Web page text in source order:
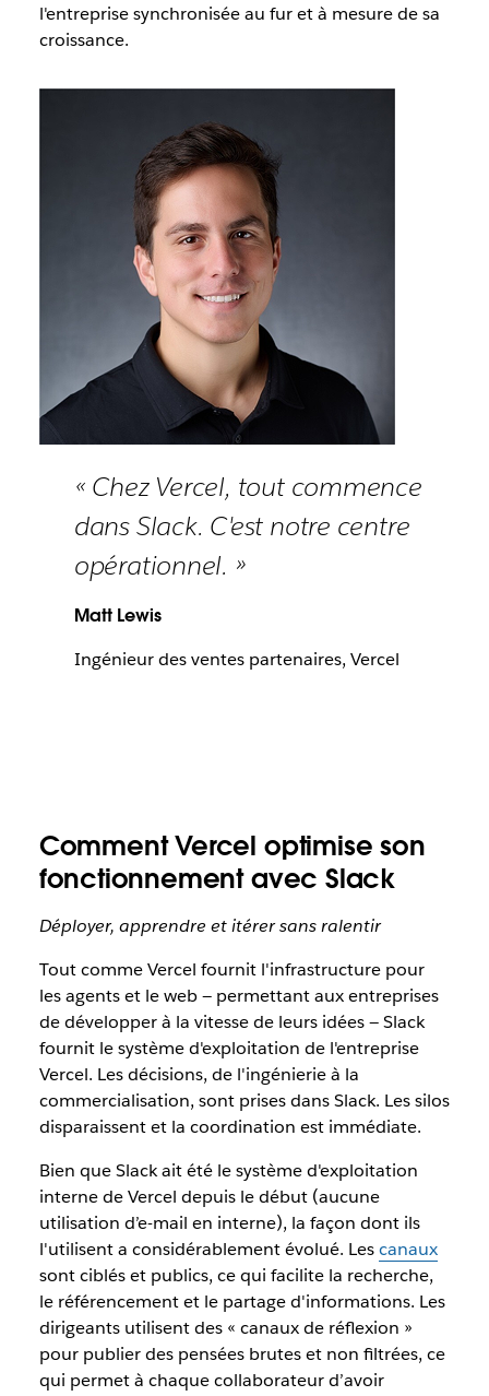
l'entreprise synchronisée au fur et à mesure de sa
croissance.
« Chez Vercel, tout commence
dans Slack. C'est notre centre
opérationnel. »
Matt Lewis
Ingénieur des ventes partenaires, Vercel
Comment Vercel optimise son
fonctionnement avec Slack
Déployer, apprendre et itérer sans ralentir
Tout comme Vercel fournit l'infrastructure pour
les agents et le web — permettant aux entreprises
de développer à la vitesse de leurs idées — Slack
fournit le système d'exploitation de l'entreprise
Vercel. Les décisions, de l'ingénierie à la
commercialisation, sont prises dans Slack. Les silos
disparaissent et la coordination est immédiate.
Bien que Slack ait été le système d'exploitation
interne de Vercel depuis le début (aucune
utilisation d’e-mail en interne), la façon dont ils
l'utilisent a considérablement évolué. Lescanaux
sont ciblés et publics, ce qui facilite la recherche,
le référencement et le partage d'informations. Les
dirigeants utilisent des « canaux de réflexion »
pour publier des pensées brutes et non filtrées, ce
qui permet à chaque collaborateur d’avoir